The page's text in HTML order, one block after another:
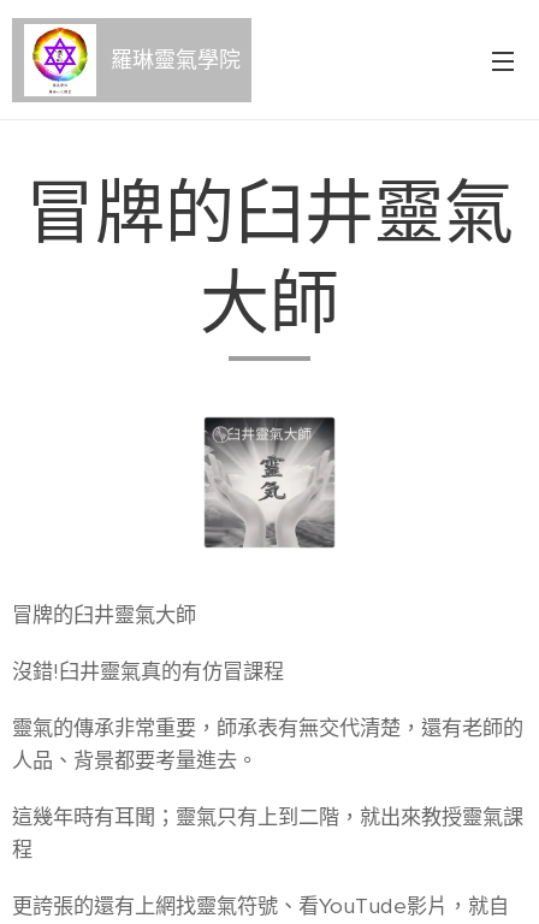
羅琳靈氣學院
冒牌的臼井靈氣
大師
冒牌的臼井靈氣大師
沒錯!臼井靈氣真的有仿冒課程
靈氣的傳承非常重要，師承表有無交代清楚，還有老師的
人品、背景都要考量進去。
這幾年時有耳聞；靈氣只有上到二階，就出來教授靈氣課
程
更誇張的還有上網找靈氣符號、看YouTude影片，就自